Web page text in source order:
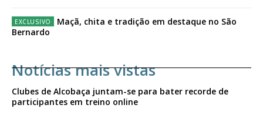
Maçã, chita e tradição em destaque no São
Bernardo
Notícias mais vistas
Clubes de Alcobaça juntam-se para bater recorde de
participantes em treino online